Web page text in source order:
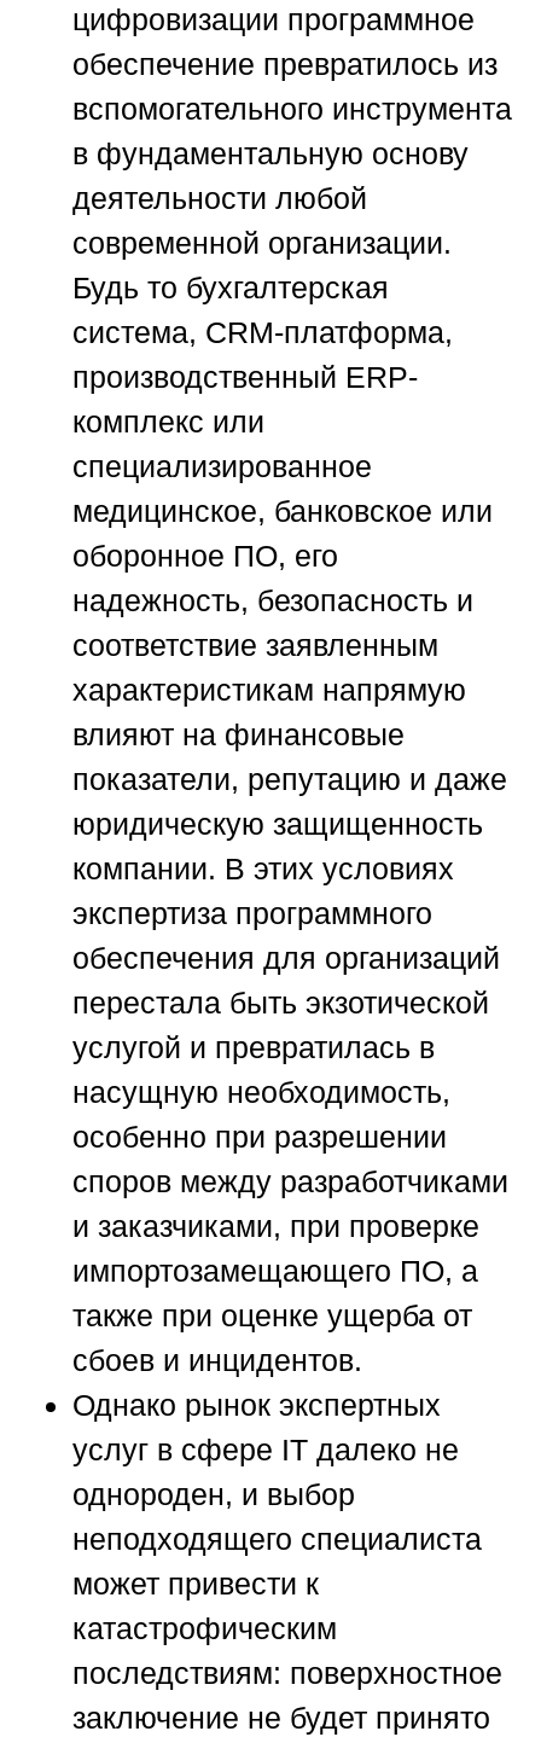
цифровизации программное
обеспечение превратилось из
вспомогательного инструмента
в фундаментальную основу
деятельности любой
современной организации.
Будь то бухгалтерская
система, CRM-платформа,
производственный ERP-
комплекс или
специализированное
медицинское, банковское или
оборонное ПО, его
надежность, безопасность и
соответствие заявленным
характеристикам напрямую
влияют на финансовые
показатели, репутацию и даже
юридическую защищенность
компании. В этих условиях
экспертиза программного
обеспечения для организаций
перестала быть экзотической
услугой и превратилась в
насущную необходимость,
особенно при разрешении
споров между разработчиками
и заказчиками, при проверке
импортозамещающего ПО, а
также при оценке ущерба от
сбоев и инцидентов.
Однако рынок экспертных
услуг в сфере IT далеко не
однороден, и выбор
неподходящего специалиста
может привести к
катастрофическим
последствиям: поверхностное
заключение не будет принято